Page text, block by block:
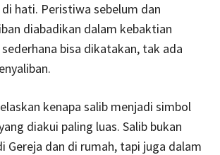
hati. Peristiwa sebelum dan
diabadikan dalam kebaktian
bisa dikatakan, tak ada
kenapa salib menjadi simbol
diakui paling luas. Salib bukan
Gereja dan di rumah, tapi juga dalam